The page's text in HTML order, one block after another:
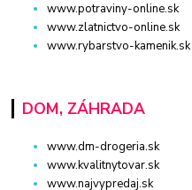
www.potraviny-online.sk
www.zlatnictvo-online.sk
www.rybarstvo-kamenik.sk
DOM, ZÁHRADA
www.dm-drogeria.sk
www.kvalitnytovar.sk
www.najvypredaj.sk